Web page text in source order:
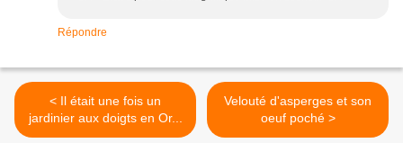
Répondre
< Il était une fois un
jardinier aux doigts en Or...
Velouté d'asperges et son
oeuf poché >